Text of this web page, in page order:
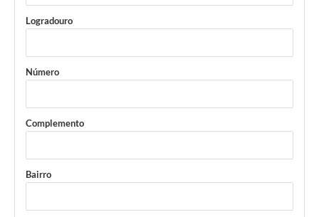
Logradouro
Número
Complemento
Bairro